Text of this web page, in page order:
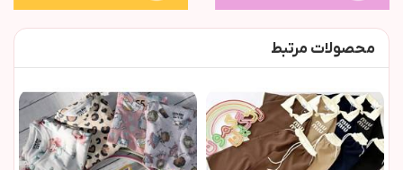
محصولات مرتبط